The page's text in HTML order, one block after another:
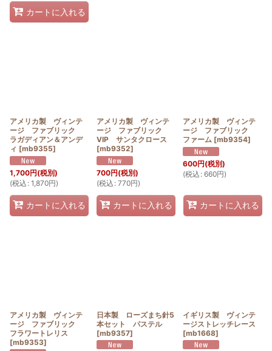
カートに入れる
アメリカ製 ヴィンテ
ージ ファブリック
ラガディアン＆アンデ
ィ [mb9355]
1,700円(税別)
(税込 : 1,870円)
カートに入れる
アメリカ製 ヴィンテ
ージ ファブリック
VIP サンタクロース
[mb9352]
700円(税別)
(税込 : 770円)
カートに入れる
アメリカ製 ヴィンテ
ージ ファブリック
ファーム [mb9354]
600円(税別)
(税込 : 660円)
カートに入れる
アメリカ製 ヴィンテ
ージ ファブリック
フラワートレリス
[mb9353]
日本製 ローズまち針5
本セット パステル
[mb9357]
イギリス製 ヴィンテ
ージストレッチレース
[mb1668]